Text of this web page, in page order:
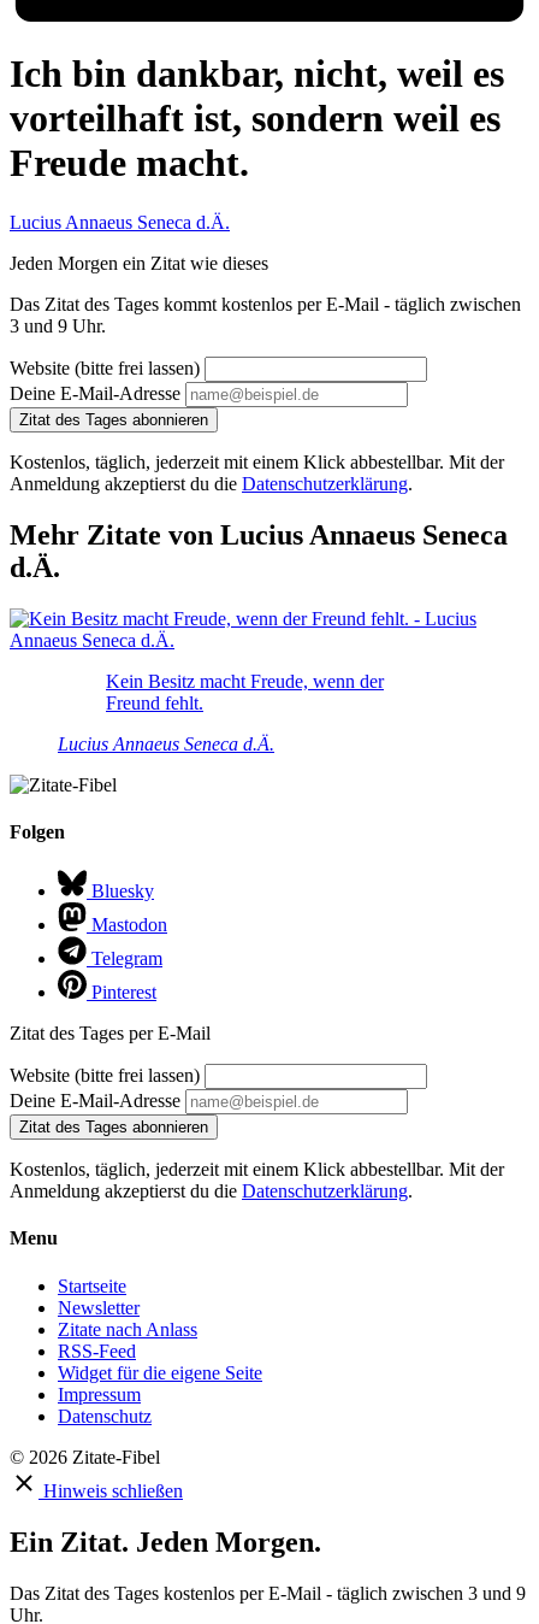
Ich bin dankbar, nicht, weil es
vorteilhaft ist, sondern weil es
Freude macht.
Lucius Annaeus Seneca d.Ä.
Jeden Morgen ein Zitat wie dieses
Das Zitat des Tages kommt kostenlos per E-Mail - täglich zwischen
3 und 9 Uhr.
Website (bitte frei lassen)
Deine E-Mail-Adresse
Zitat des Tages abonnieren
Kostenlos, täglich, jederzeit mit einem Klick abbestellbar. Mit der
Anmeldung akzeptierst du die Datenschutzerklärung.
Mehr Zitate von Lucius Annaeus Seneca
d.Ä.
Kein Besitz macht Freude, wenn der
Freund fehlt.
Lucius Annaeus Seneca d.Ä.
Folgen
Bluesky
Mastodon
Telegram
Pinterest
Zitat des Tages per E-Mail
Website (bitte frei lassen)
Deine E-Mail-Adresse
Zitat des Tages abonnieren
Kostenlos, täglich, jederzeit mit einem Klick abbestellbar. Mit der
Anmeldung akzeptierst du die Datenschutzerklärung.
Menu
Startseite
Newsletter
Zitate nach Anlass
RSS-Feed
Widget für die eigene Seite
Impressum
Datenschutz
© 2026 Zitate-Fibel
Hinweis schließen
Ein Zitat. Jeden Morgen.
Das Zitat des Tages kostenlos per E-Mail - täglich zwischen 3 und 9
Uhr.